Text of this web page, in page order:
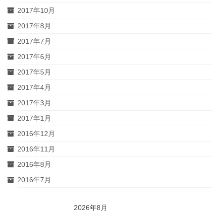
2017年10月
2017年8月
2017年7月
2017年6月
2017年5月
2017年4月
2017年3月
2017年1月
2016年12月
2016年11月
2016年8月
2016年7月
2026年8月